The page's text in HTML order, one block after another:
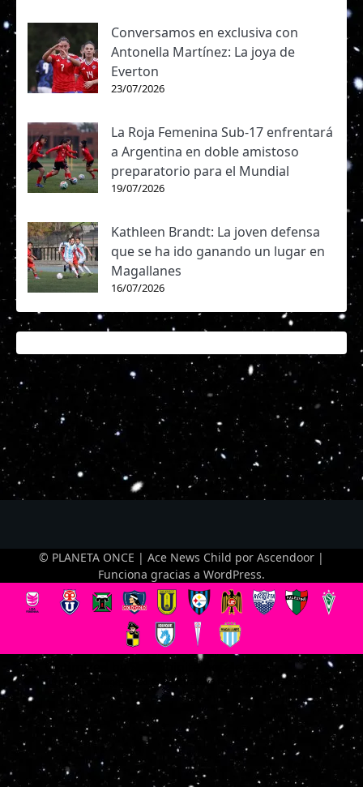
Conversamos en exclusiva con
Antonella Martínez: La joya de
Everton
23/07/2026
La Roja Femenina Sub-17 enfrentará
a Argentina en doble amistoso
preparatorio para el Mundial
19/07/2026
Kathleen Brandt: La joven defensa
que se ha ido ganando un lugar en
Magallanes
16/07/2026
© PLANETA ONCE | Ace News Child por Ascendoor |
Funciona gracias a WordPress.
Optimized by Seraphinite Accelerator
Turns on site high speed to be attractive for people and search engines.